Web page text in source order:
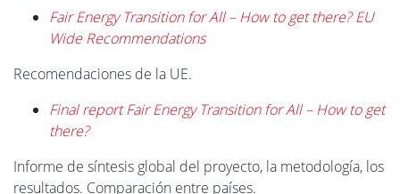
Fair Energy Transition for All – How to get there? EU
Wide Recommendations
Recomendaciones de la UE.
Final report Fair Energy Transition for All – How to get
there?
Informe de síntesis global del proyecto, la metodología, los
resultados. Comparación entre países.